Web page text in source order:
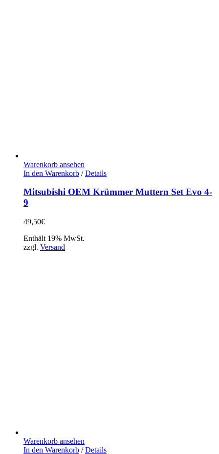
Warenkorb ansehen
In den Warenkorb / Details
Mitsubishi OEM Krümmer Muttern Set Evo 4-
9
49,50€
Enthält 19% MwSt.
zzgl. Versand
Warenkorb ansehen
In den Warenkorb / Details